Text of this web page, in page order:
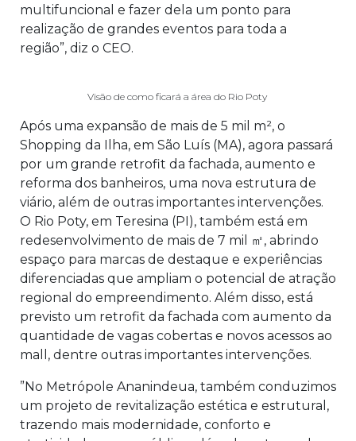
multifuncional e fazer dela um ponto para
realização de grandes eventos para toda a
região”, diz o CEO.
Visão de como ficará a área do Rio Poty
Após uma expansão de mais de 5 mil m², o
Shopping da Ilha, em São Luís (MA), agora passará
por um grande retrofit da fachada, aumento e
reforma dos banheiros, uma nova estrutura de
viário, além de outras importantes intervenções.
O Rio Poty, em Teresina (PI), também está em
redesenvolvimento de mais de 7 mil ㎡, abrindo
espaço para marcas de destaque e experiências
diferenciadas que ampliam o potencial de atração
regional do empreendimento. Além disso, está
previsto um retrofit da fachada com aumento da
quantidade de vagas cobertas e novos acessos ao
mall, dentre outras importantes intervenções.
”No Metrópole Ananindeua, também conduzimos
um projeto de revitalização estética e estrutural,
trazendo mais modernidade, conforto e